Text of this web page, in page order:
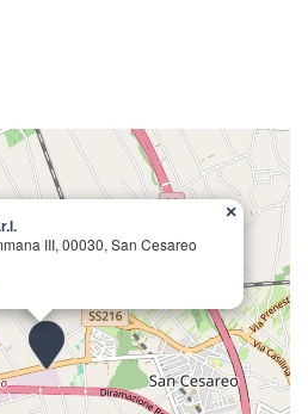
III, 00030, San Cesareo
×